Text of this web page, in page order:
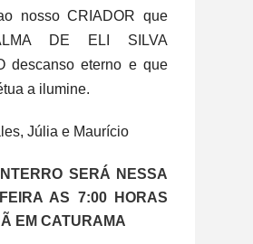
nosso CRIADOR que
DE ELI SILVA
descanso eterno e que
a ilumine.
Júlia e Maurício
SERÁ NESSA
AS 7:00 HORAS
EM CATURAMA